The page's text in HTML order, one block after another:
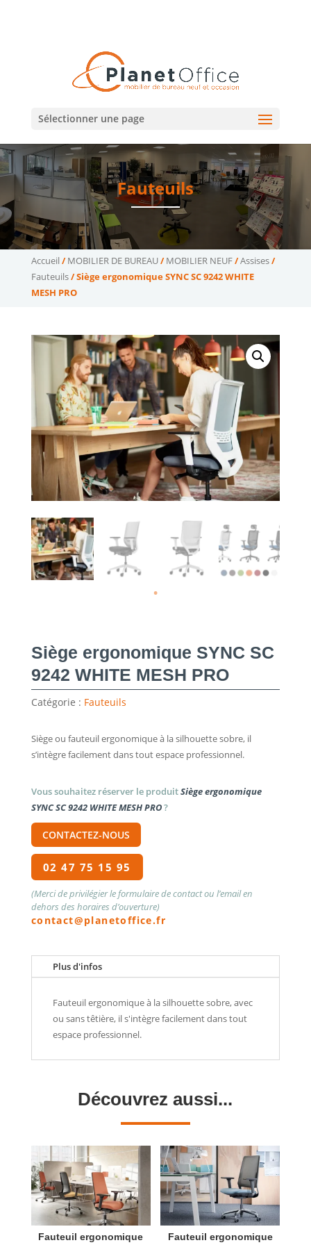
Sélectionner une page
Fauteuils
Accueil /MOBILIER DE BUREAU/MOBILIER NEUF/Assises/
Fauteuils/ Siège ergonomique SYNC SC 9242 WHITE
MESH PRO
Siège ergonomique SYNC SC
9242 WHITE MESH PRO
Catégorie : Fauteuils
Siège ou fauteuil ergonomique à la silhouette sobre, il
s’intègre facilement dans tout espace professionnel.
Vous souhaitez réserver le produitSiège ergonomique
SYNC SC 9242 WHITE MESH PRO?
CONTACTEZ-NOUS
02 47 75 15 95
(Merci de privilégier le formulaire de contact ou l’email en
dehors des horaires d’ouverture)
contact@planetoffice.fr
Plus d'infos
Fauteuil ergonomique à la silhouette sobre, avec
ou sans têtière, il s'intègre facilement dans tout
espace professionnel.
Découvrez aussi...
Fauteuil ergonomique
Fauteuil ergonomique